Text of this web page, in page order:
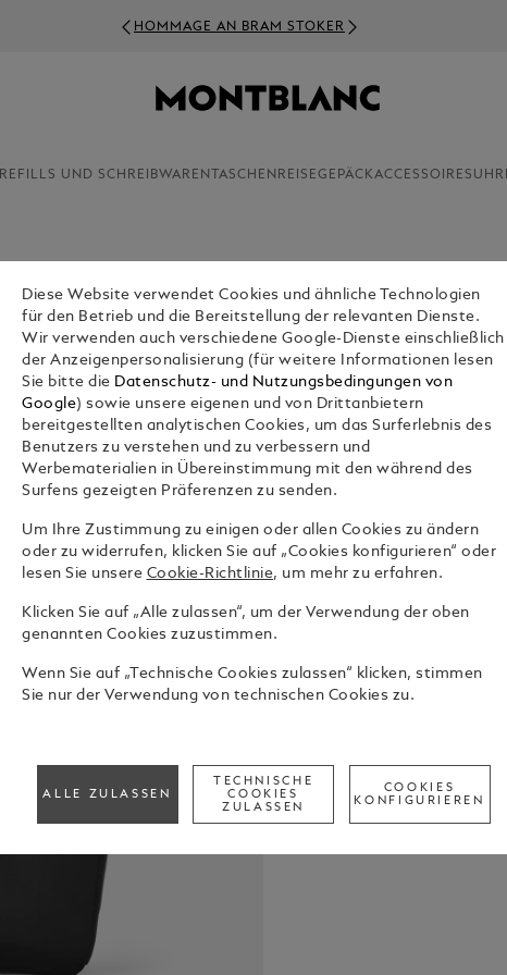
HOMMAGE AN BRAM STOKER
REFILLS UND SCHREIBWAREN TASCHEN REISEGEPÄCKACCESSOIRES
CHF
Select a
Gefertigt
blauen
darauf
Geräumig
Rückseite
praktische
Alle
Call
Diese Website verwendet Cookies und ähnliche Technologien
für den Betrieb und die Bereitstellung der relevanten Dienste.
Wir verwenden auch verschiedene Google-Dienste einschließlich
der Anzeigenpersonalisierung (für weitere Informationen lesen
Sie bitte die
Datenschutz- und Nutzungsbedingungen von
Google) sowie unsere eigenen und von Drittanbietern
bereitgestellten analytischen Cookies, um das Surferlebnis des
Benutzers zu verstehen und zu verbessern und
Werbematerialien in Übereinstimmung mit den während des
Surfens gezeigten Präferenzen zu senden.
Um Ihre Zustimmung zu einigen oder allen Cookies zu ändern
oder zu widerrufen, klicken Sie auf „Cookies konfigurieren“ oder
lesen Sie unsere Cookie-Richtlinie, um mehr zu erfahren.
Klicken Sie auf „Alle zulassen“, um der Verwendung der oben
genannten Cookies zuzustimmen.
Wenn Sie auf „Technische Cookies zulassen“ klicken, stimmen
Sie nur der Verwendung von technischen Cookies zu.
ALLE ZULASSEN
TECHNISCHE
COOKIES
ZULASSEN
COOKIES
KONFIGURIEREN